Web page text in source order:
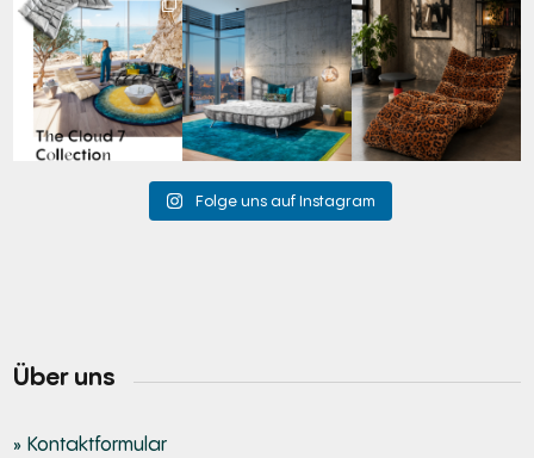
Für jeden Lieblingsplatz
die passende Cloud.
☁️...
63 1
Cloud 7 – nicht nur zum
Sitzen, sondern auch
zum...
151 3
A bold statement. A
quiet retreat.
Mit unserem...
205 4
Folge uns auf Instagram
Über uns
» Kontaktformular